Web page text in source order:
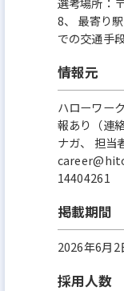
8、 最寄り
での交通手
情報元
ハローワ
報あり（連
ナガ、 担
14404261
掲載期間
2026年6月2
採用人数